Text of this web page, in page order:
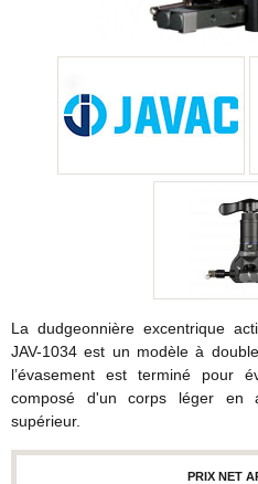
La dudgeonnière excentrique
JAV-1034 est un modèle à
l’évasement est terminé pour
composé d'un corps léger en
supérieur.
PRIX NET